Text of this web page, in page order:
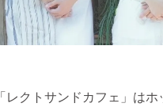
クトサンドカフェ」はホ